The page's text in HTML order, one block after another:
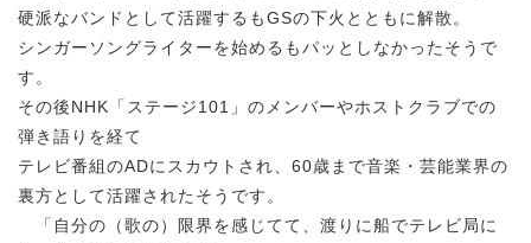
硬派なバンドとして活躍するもGSの下火とともに解散。
シンガーソングライターを始めるもパッとしなかったそうで
す。
その後NHK「ステージ101」のメンバーやホストクラブでの
弾き語りを経て
テレビ番組のADにスカウトされ、60歳まで音楽・芸能業界の
裏方として活躍されたそうです。
「自分の（歌の）限界を感じてて、渡りに船でテレビ局に